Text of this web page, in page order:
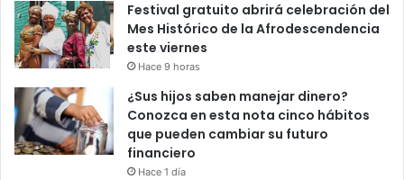
Festival gratuito abrirá celebración del
Mes Histórico de la Afrodescendencia
este viernes
Hace 9 horas
¿Sus hijos saben manejar dinero?
Conozca en esta nota cinco hábitos
que pueden cambiar su futuro
financiero
Hace 1 día